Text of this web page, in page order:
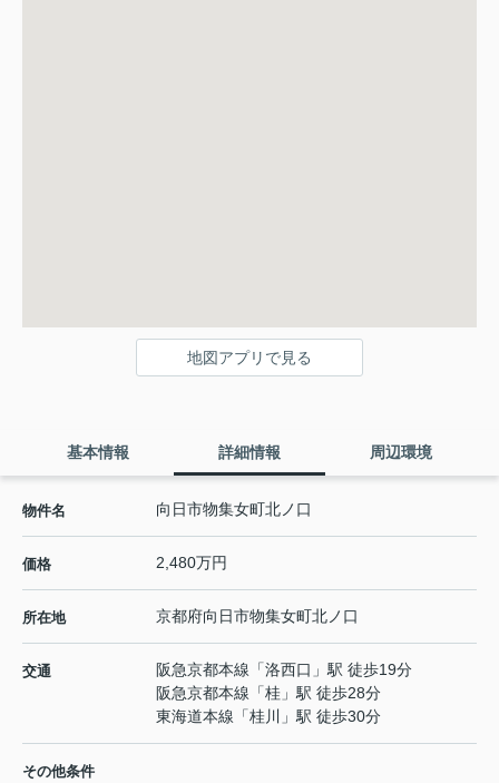
地図アプリで見る
基本情報 詳細情報 周辺環境
物件名 向日市物集女町北ノ口
価格 2,480万円
所在地 京都府向日市物集女町北ノ口
交通 阪急京都本線 「洛西口 」駅 徒歩19分
阪急京都本線 「桂 」駅 徒歩28分
東海道本線 「桂川 」駅 徒歩30分
その他条件